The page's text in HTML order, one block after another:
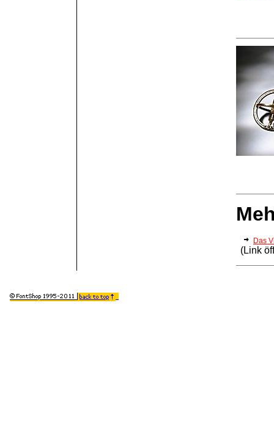
Das
(Link